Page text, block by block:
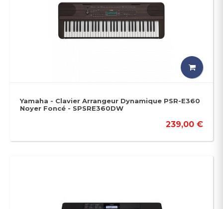
Yamaha - Clavier Arrangeur Dynamique PSR-E360
Noyer Foncé - SPSRE360DW
239,00 €